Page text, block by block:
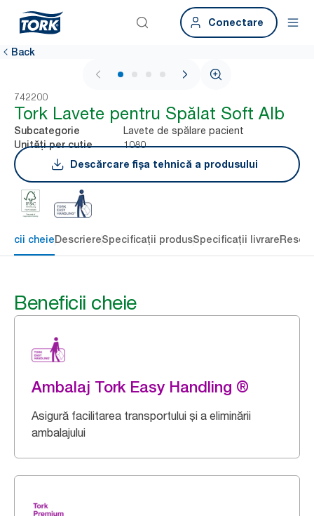
Conectare
Back
1 / 4
742200
Tork Lavete pentru Spălat Soft Alb
Subcategorie Lavete de spălare pacient
Unități per cutie
1080
Descărcare fișa tehnică a produsului
cheieDescriereSpecificații produsSpecificații livrare
Beneficii cheie
Ambalaj Tork Easy Handling ®
Asigură facilitarea transportului și a eliminării
ambalajului